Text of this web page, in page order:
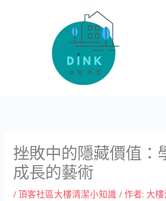
挫敗中的隱藏價值：
成長的藝術
/頂客社區大樓清潔小知識 / 作者: 大